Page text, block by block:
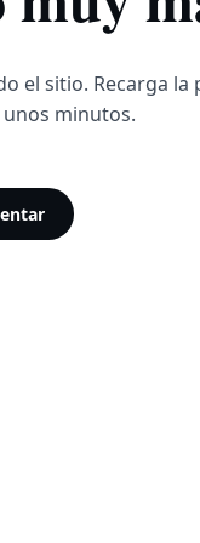
el sitio. Recarga la
minutos.